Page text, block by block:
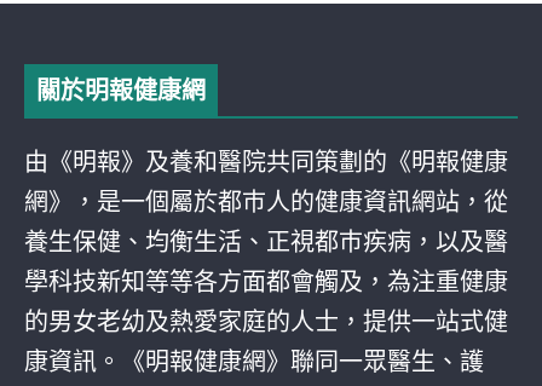
關於明報健康網
由《明報》及養和醫院共同策劃的《明報健康
網》，是一個屬於都巿人的健康資訊網站，從
養生保健、均衡生活、正視都巿疾病，以及醫
學科技新知等等各方面都會觸及，為注重健康
的男女老幼及熱愛家庭的人士，提供一站式健
康資訊。《明報健康網》聯同一眾醫生、護